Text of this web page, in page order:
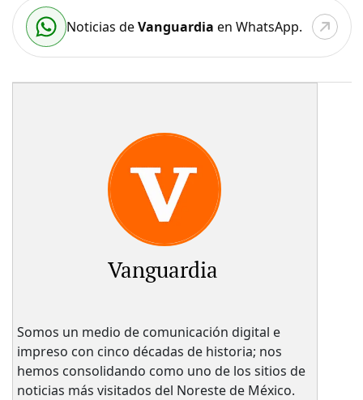
Noticias deVanguardia en WhatsApp.
Vanguardia
Somos un medio de comunicación digital e
impreso con cinco décadas de historia; nos
hemos consolidando como uno de los sitios de
noticias más visitados del Noreste de México.